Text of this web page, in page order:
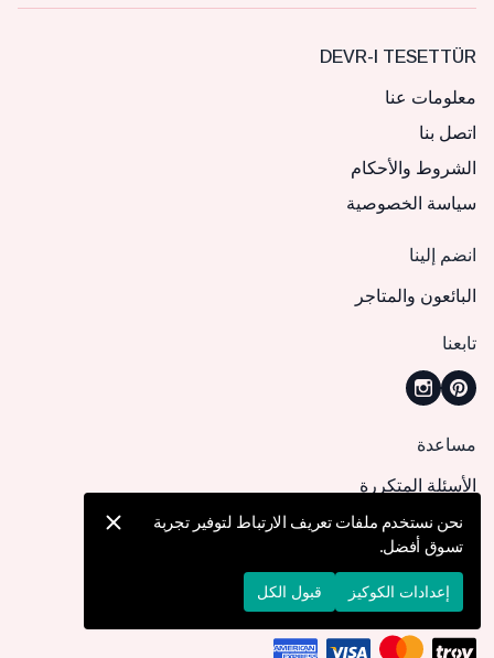
DEVR-I TESETTÜR
معلومات عنا
اتصل بنا
الشروط والأحكام
سياسة الخصوصية
انضم إلينا
البائعون والمتاجر
تابعنا
مساعدة
الأسئلة المتكررة
كيف يمكنني تقديم طلب؟
الشحن والتوصيل
الإرجاع والإلغاء
نحن نستخدم ملفات تعريف الارتباط لتوفير تجربة
تسوق أفضل.
إعدادات الكوكيز قبول الكل